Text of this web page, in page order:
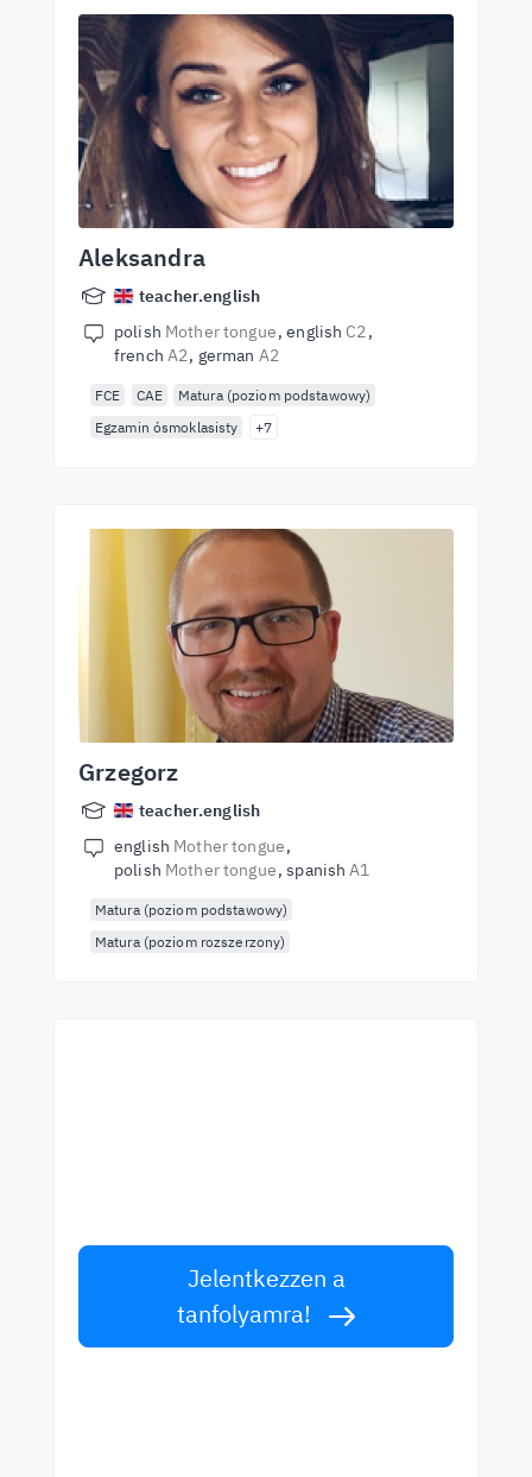
Aleksandra
teacher.english
polish Mother tongue english C2
french A2 german A2
FCE CAE
Matura (poziom podstawowy)
Egzamin ósmoklasisty
+7
Grzegorz
teacher.english
english Mother tongue
polish Mother tongue spanishA1
Matura (poziom podstawowy)
Matura (poziom rozszerzony)
Jelentkezzen a
tanfolyamra!